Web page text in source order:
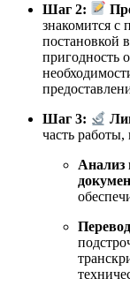
Шаг 2:
знакомится с
постановкой
пригодность
Шаг 3:
часть
Анализ